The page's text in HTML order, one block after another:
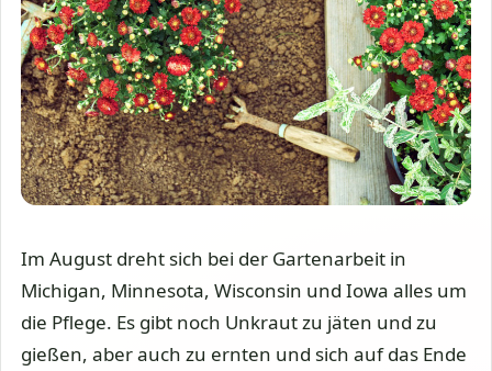
Im August dreht sich bei der Gartenarbeit in
Michigan, Minnesota, Wisconsin und Iowa alles um
die Pflege. Es gibt noch Unkraut zu jäten und zu
gießen, aber auch zu ernten und sich auf das Ende